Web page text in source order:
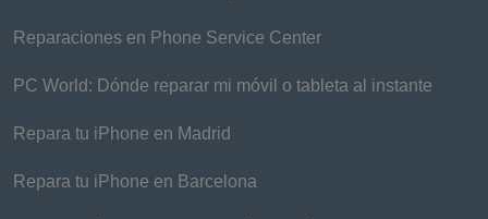
Reparaciones en Phone Service Center
PC World: Dónde reparar mi móvil o tableta al instante
Repara tu iPhone en Madrid
Repara tu iPhone en Barcelona